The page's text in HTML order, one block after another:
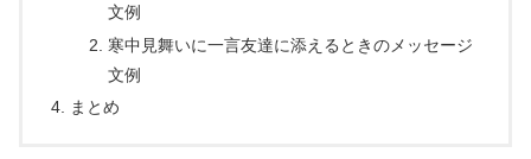
文例
寒中見舞いに一言友達に添えるときのメッセージ
文例
まとめ